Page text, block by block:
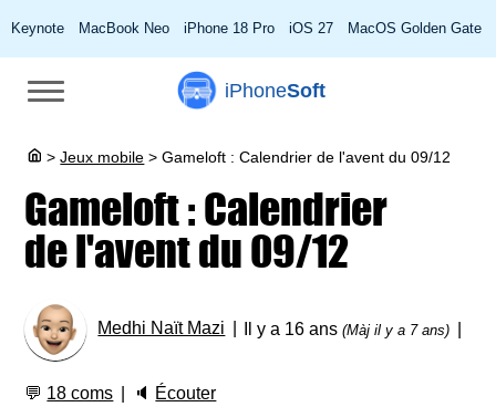
Keynote MacBook Neo iPhone 18 Pro iOS 27 MacOS Golden Gate
iPhoneSoft
> Jeux mobile > Gameloft : Calendrier de l'avent du 09/12
Gameloft : Calendrier
de l'avent du 09/12
Medhi Naït Mazi Il y a 16 ans(Màj il y a 7 ans)
💬 18 coms 🔈 Écouter